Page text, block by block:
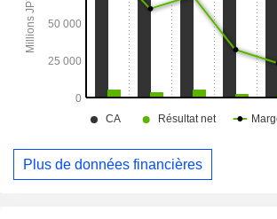
Plus de données financières